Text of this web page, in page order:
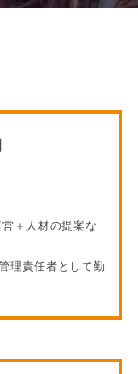
＋人材の提案な
理責任者として勤